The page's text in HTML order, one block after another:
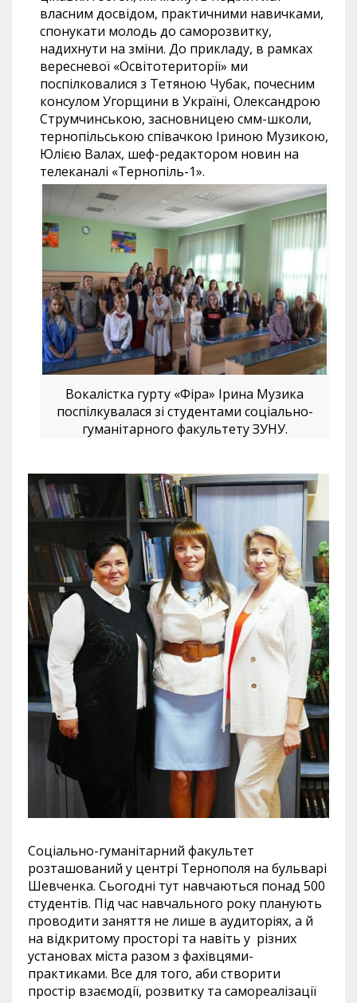
власним досвідом, практичними навичками,
спонукати молодь до саморозвитку,
надихнути на зміни. До прикладу, в рамках
вересневої «Освітотериторії» ми
поспілковалися з Тетяною Чубак, почесним
консулом Угорщини в Україні, Олександрою
Струмчинською, засновницею смм-школи,
тернопільською співачкою Іриною Музикою,
Юлією Валах, шеф-редактором новин на
телеканалі «Тернопіль-1».
Вокалістка гурту «Фіра» Ірина Музика
поспілкувалася зі студентами соціально-
гуманітарного факультету ЗУНУ.
Соціально-гуманітарний факультет
розташований у центрі Тернополя на бульварі
Шевченка. Сьогодні тут навчаються понад 500
студентів. Під час навчального року планують
проводити заняття не лише в аудиторіях, а й
на відкритому просторі та навіть у різних
установах міста разом з фахівцями-
практиками. Все для того, аби створити
простір взаємодії, розвитку та самореалізації